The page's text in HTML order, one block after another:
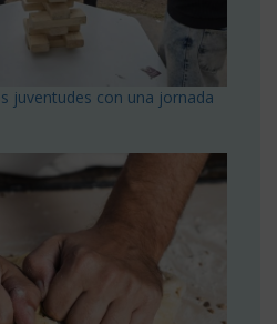
juventudes con una jornada